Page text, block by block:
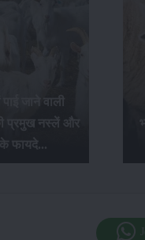
की प्रमुख भेड़ नस्लें
उनकी खासियतें...